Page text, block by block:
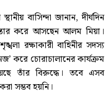
বাসিন্দা জানান, দীর্ঘদিন
করে আসছেন আলম মিয়া।
রক্ষাকারী বাহিনীর সদস্য
করে চোরাচালানের কার্যক্রম
তাঁর বিরুদ্ধে। তবে এসব
সম্ভব হয়নি।